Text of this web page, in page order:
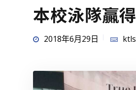
本校泳隊贏
2018年6月29日 ktls